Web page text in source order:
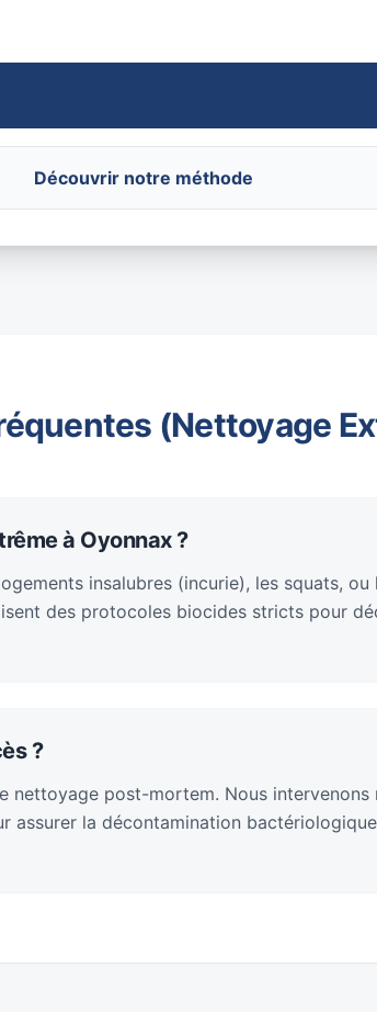
Découvrir notre méthode
(Nettoyage
à Oyonnax ?
insalubres (incurie), les squats,
des protocoles biocides stricts pour
?
nettoyage post-mortem. Nous
assurer la décontamination